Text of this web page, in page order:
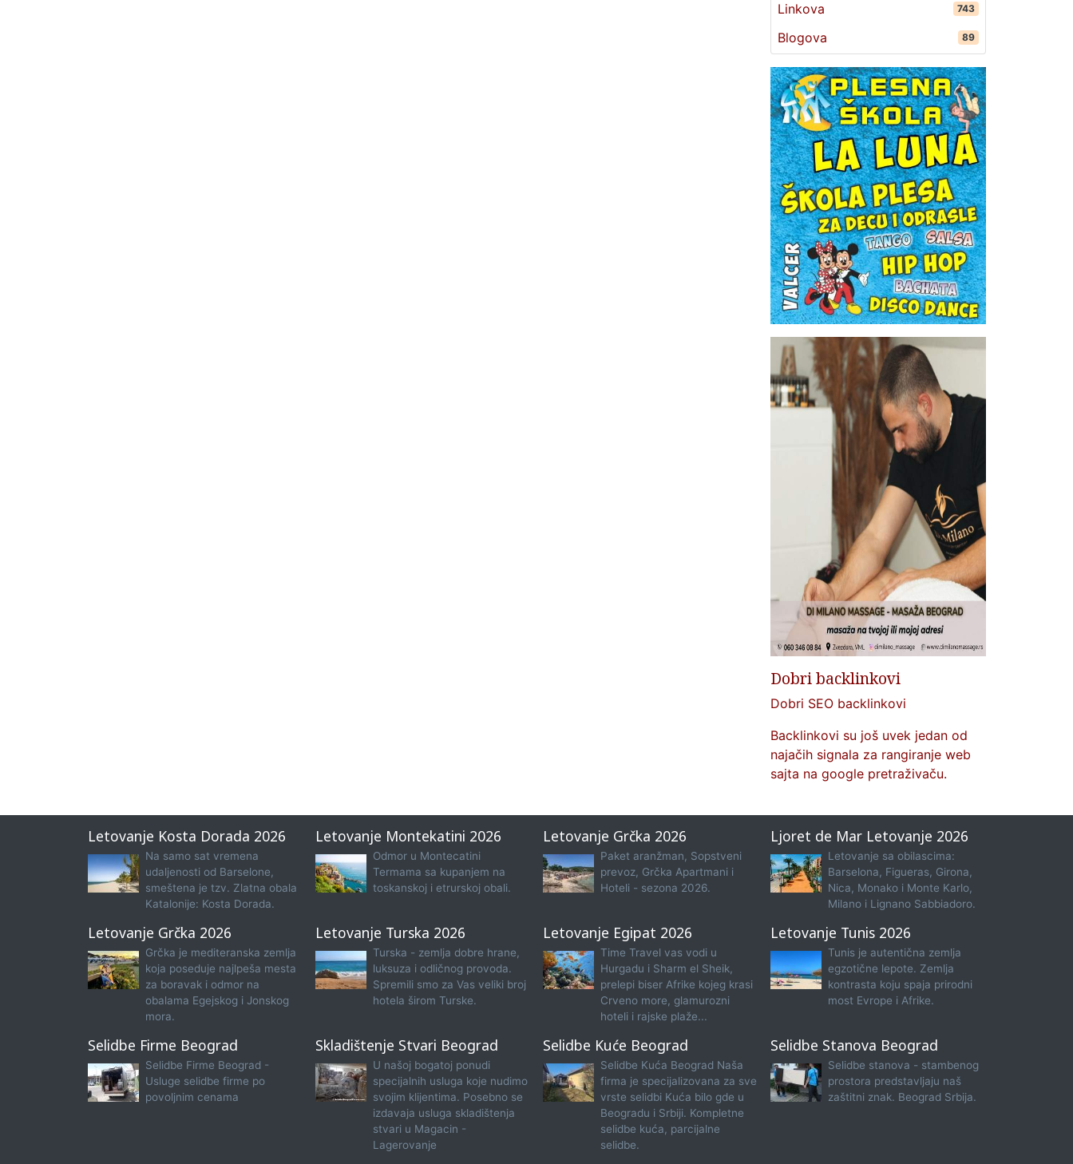
Linkova 743
Blogova 89
Dobri backlinkovi
Dobri SEO backlinkovi
Backlinkovi su još uvek jedan od
najačih signala za rangiranje web
sajta na google pretraživaču.
Letovanje Kosta Dorada 2026
Na samo sat vremena
udaljenosti od Barselone,
smeštena je tzv. Zlatna obala
Katalonije: Kosta Dorada.
Letovanje Montekatini 2026
Odmor u Montecatini
Termama sa kupanjem na
toskanskoj i etrurskoj obali.
Letovanje Grčka 2026
Paket aranžman, Sopstveni
prevoz, Grčka Apartmani i
Hoteli - sezona 2026.
Ljoret de Mar Letovanje 2026
Letovanje sa obilascima:
Barselona, Figueras, Girona,
Nica, Monako i Monte Karlo,
Milano i Lignano Sabbiadoro.
Letovanje Grčka 2026
Grčka je mediteranska zemlja
koja poseduje najlpeša mesta
za boravak i odmor na
obalama Egejskog i Jonskog
mora.
Letovanje Turska 2026
Turska - zemlja dobre hrane,
luksuza i odličnog provoda.
Spremili smo za Vas veliki broj
hotela širom Turske.
Letovanje Egipat 2026
Time Travel vas vodi u
Hurgadu i Sharm el Sheik,
prelepi biser Afrike kojeg krasi
Crveno more, glamurozni
hoteli i rajske plaže...
Letovanje Tunis 2026
Tunis je autentična zemlja
egzotične lepote. Zemlja
kontrasta koju spaja prirodni
most Evrope i Afrike.
Selidbe Firme Beograd
Selidbe Firme Beograd -
Usluge selidbe firme po
povoljnim cenama
Skladištenje Stvari Beograd
U našoj bogatoj ponudi
specijalnih usluga koje nudimo
svojim klijentima. Posebno se
izdavaja usluga skladištenja
stvari u Magacin -
Lagerovanje
Selidbe Kuće Beograd
Selidbe Kuća Beograd Naša
firma je specijalizovana za sve
vrste selidbi Kuća bilo gde u
Beogradu i Srbiji. Kompletne
selidbe kuća, parcijalne
selidbe.
Selidbe Stanova Beograd
Selidbe stanova - stambenog
prostora predstavljaju naš
zaštitni znak. Beograd Srbija.